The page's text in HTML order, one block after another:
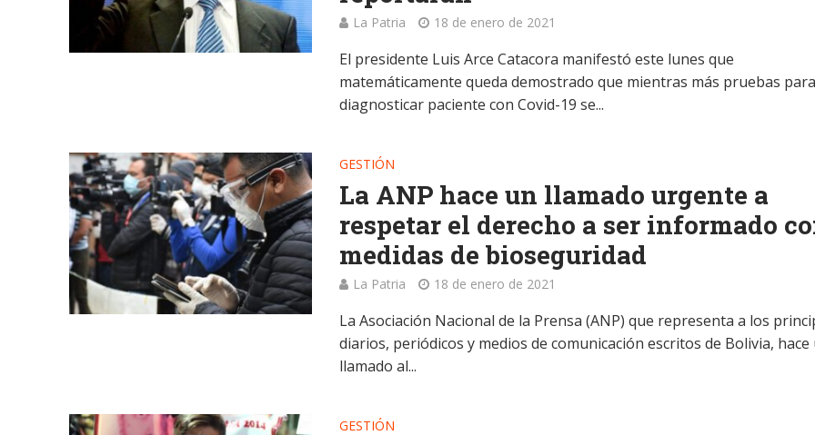
La Patria 18 de enero de 2021
El presidente Luis Arce Catacora manifestó este lunes que
matemáticamente queda demostrado que mientras más pruebas para
diagnosticar paciente con Covid-19 se...
GESTIÓN
La ANP hace un llamado urgente a
respetar el derecho a ser informado
medidas de bioseguridad
La Patria 18 de enero de 2021
La Asociación Nacional de la Prensa (ANP) que representa a los
diarios, periódicos y medios de comunicación escritos de Bolivia, hace
llamado al...
GESTIÓN